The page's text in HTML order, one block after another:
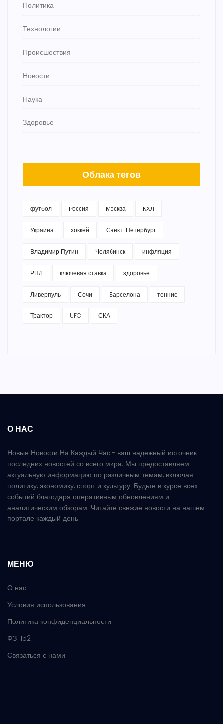
Политика
Технологии
Происшествия
Новости
Наука
Здоровье
Облака тегов
футбол Россия Москва КХЛ
Украина хоккей Санкт-Петербург
Владимир Путин Челябинск инфляция
РПЛ ключевая ставка здоровье
Ливерпуль Сочи Барселона теннис
Трактор UFC СКА
О НАС
Новые Новости На Каждый Час - ваш надежный источник
последних новостей со всего мира. Мы предоставляем
актуальную информацию по различным темам, включая
политику, экономику, спорт и культуру. Будьте в курсе всех
событий благодаря оперативным обновлениям и
аналитическим обзорам. Читайте свежие новости на нашем
портале каждый день.
МЕНЮ
О нас
Условия использования
Политика конфиденциальности
ФЗ-152
Связаться с нами